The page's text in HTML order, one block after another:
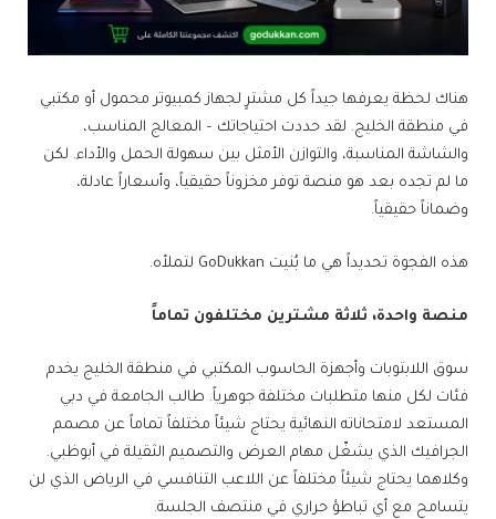
هناك لحظة يعرفها جيداً كل مشترٍ لجهاز كمبيوتر محمول أو مكتبي
في منطقة الخليج. لقد حددت احتياجاتك – المعالج المناسب،
والشاشة المناسبة، والتوازن الأمثل بين سهولة الحمل والأداء. لكن
ما لم تجده بعد هو منصة توفر مخزوناً حقيقياً، وأسعاراً عادلة،
وضماناً حقيقياً.
هذه الفجوة تحديداً هي ما بُنيت GoDukkan لتملأه.
منصة واحدة، ثلاثة مشترين مختلفون تماماً
سوق اللابتوبات وأجهزة الحاسوب المكتبي في منطقة الخليج يخدم
فئات لكل منها متطلبات مختلفة جوهرياً. طالب الجامعة في دبي
المستعد لامتحاناته النهائية يحتاج شيئاً مختلفاً تماماً عن مصمم
الجرافيك الذي يشغّل مهام العرض والتصميم الثقيلة في أبوظبي.
وكلاهما يحتاج شيئاً مختلفاً عن اللاعب التنافسي في الرياض الذي لن
يتسامح مع أي تباطؤ حراري في منتصف الجلسة.